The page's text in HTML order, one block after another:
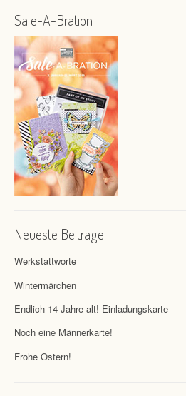
Sale-A-Bration
Neueste Beiträge
Werkstattworte
Wintermärchen
Endlich 14 Jahre alt! Einladungskarte
Noch eine Männerkarte!
Frohe Ostern!